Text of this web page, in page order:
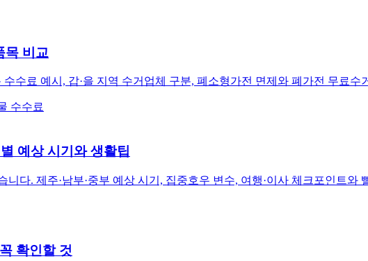
목 비교
수료 예시, 갑·을 지역 수거업체 구분, 폐소형가전 면제와 폐가전 무료
수수료
예상 시기와 생활팁
다. 제주·남부·중부 예상 시기, 집중호우 변수, 여행·이사 체크포인트와
확인할 것